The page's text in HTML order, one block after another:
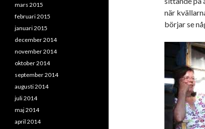
när
börjar se
mars 2015
februari 2015
januari 2015
december 2014
november 2014
oktober 2014
september 2014
augusti 2014
juli 2014
maj 2014
april 2014